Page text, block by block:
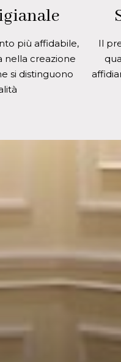
più affidabile,
nella creazione
si distinguono
Il